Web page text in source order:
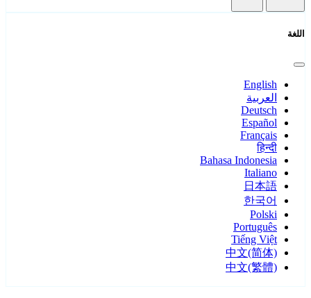
اللغة
English
العربية
Deutsch
Español
Français
हिन्दी
Bahasa Indonesia
Italiano
日本語
한국어
Polski
Português
Tiếng Việt
中文(简体)
中文(繁體)